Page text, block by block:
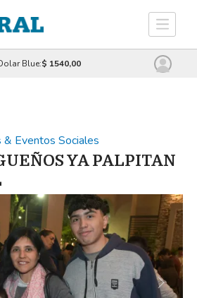
Blue:$ 1540,00
& Eventos Sociales
YA PALPITAN
Next